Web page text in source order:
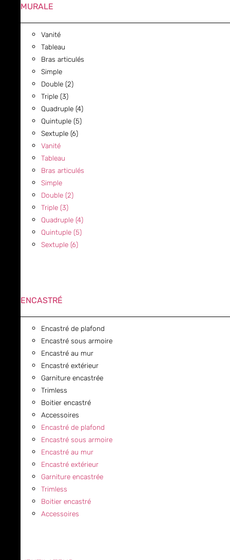
MURALE
Vanité
Tableau
Bras articulés
Simple
Double (2)
Triple (3)
Quadruple (4)
Quintuple (5)
Sextuple (6)
Vanité
Tableau
Bras articulés
Simple
Double (2)
Triple (3)
Quadruple (4)
Quintuple (5)
Sextuple (6)
ENCASTRÉ
Encastré de plafond
Encastré sous armoire
Encastré au mur
Encastré extérieur
Garniture encastrée
Trimless
Boitier encastré
Accessoires
Encastré de plafond
Encastré sous armoire
Encastré au mur
Encastré extérieur
Garniture encastrée
Trimless
Boitier encastré
Accessoires